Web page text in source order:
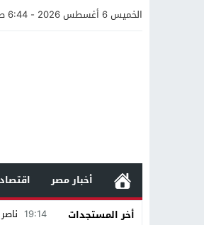
الخميس 6 أغسطس 2026 - 6:44 صباحًا
أخبار مصر
أخر المستجدات
19:14